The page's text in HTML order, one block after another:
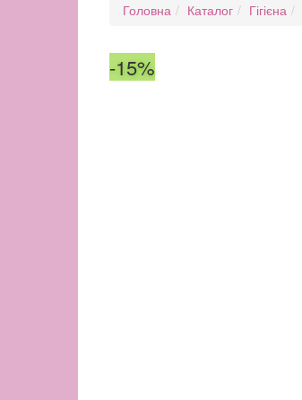
Головна Каталог Гігієна
-15%